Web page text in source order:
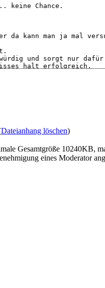
Dateianhang löschen)
Gesamtgröße 10240KB,
eines Moderator